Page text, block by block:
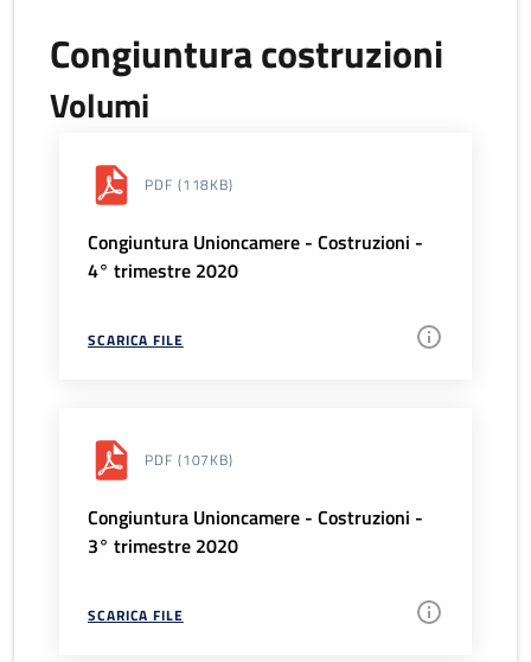
Congiuntura costruzioni
Volumi
PDF (118KB)
Congiuntura Unioncamere - Costruzioni -
4° trimestre 2020
SCARICA FILE
PDF (107KB)
Congiuntura Unioncamere - Costruzioni -
3° trimestre 2020
SCARICA FILE